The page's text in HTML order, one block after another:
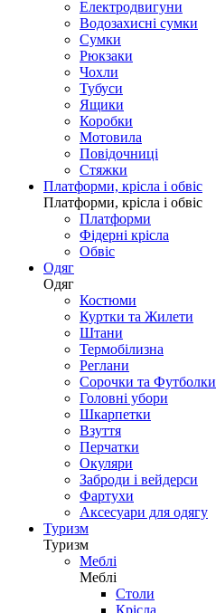
Електродвигуни
Водозахисні сумки
Сумки
Рюкзаки
Чохли
Тубуси
Ящики
Коробки
Мотовила
Повідочниці
Стяжки
Платформи, крісла і обвіс
Платформи, крісла і обвіс
Платформи
Фідерні крісла
Обвіс
Одяг
Одяг
Костюми
Куртки та Жилети
Штани
Термобілизна
Реглани
Сорочки та Футболки
Головні убори
Шкарпетки
Взуття
Перчатки
Окуляри
Заброди і вейдерси
Фартухи
Аксесуари для одягу
Туризм
Туризм
Меблі
Меблі
Столи
Крісла